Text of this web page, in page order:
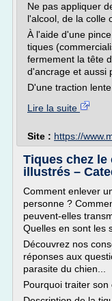
Ne pas appliquer
l'alcool, de la colle
À l'aide d'une
tiques
fermement la tête
d'ancrage et aussi
D'une traction
Lire la suite
Site : https://
Tiques chez
illustrés –
Comment enlever
personne ?
peuvent-elles
Quelles en sont les
Découvrez nos
réponses aux
parasite du chien...
Pourquoi traiter